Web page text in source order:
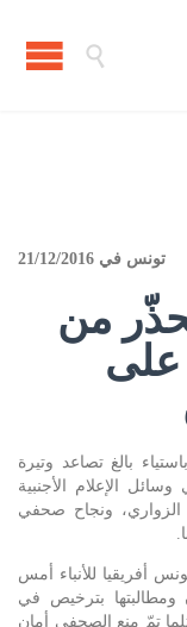

تونس في 21/12/2016
من
على
بالغ تصاعد وتيرة
الإعلام الأجنبية
الزواري، ونجاح صحفي
.
أفريقيا للأنباء أمس
ومطالبتها بترخيص في
تمّ منع الصحفي أمان